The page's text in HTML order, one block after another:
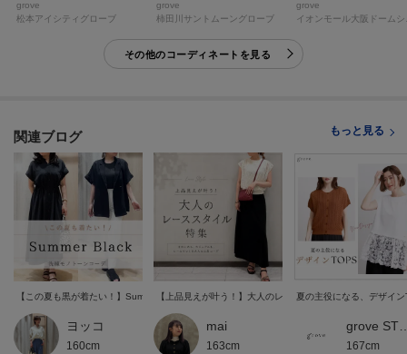
grove
松本アイシティグローブ
grove
柿田川サントムーングローブ
grove
その他のコーディネートを見る
関連ブログ もっと見る
【この夏も黒が着たい！】Summer Black洗練モノトーンコーデ
ヨッコ
160cm
【上品見えが叶う！】大人のレーススタイル特集
mai
163cm
夏の主役になる、デザイ
167cm